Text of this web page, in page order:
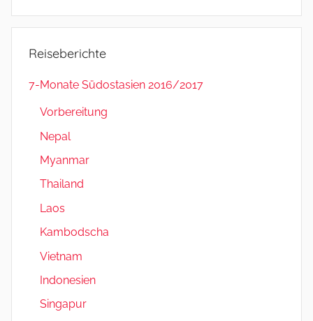
a
a
Reiseberichte
7-Monate Südostasien 2016/2017
Vorbereitung
Nepal
Myanmar
Thailand
Laos
Kambodscha
Vietnam
Indonesien
Singapur